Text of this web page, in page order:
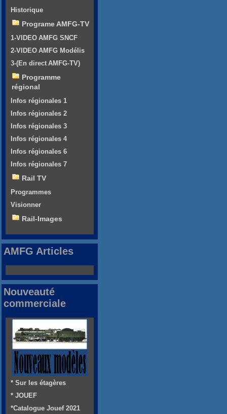
Historique
Programe AMFG-TV
1-VIDEO AMFG SNCF
2-VIDEO AMFG Modélis
3-(En direct AMFG-TV)
Programme
régional
Infos régionales 1
Infos régionales 2
Infos régionales 3
Infos régionales 4
Infos régionales 6
Infos régionales 7
Rail TV
Programmes
Visionner
Rail-Images
AMFG Articles
Nouveauté
commerciale
* Sur les étagères
* JOUEF
*Catalogue Jouef 2021